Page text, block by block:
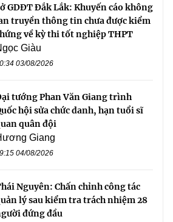
GDĐT Đắk Lắk: Khuyến cáo không
truyền thông tin chưa được kiểm
về kỳ thi tốt nghiệp THPT
Giàu
03/08/2026
tướng Phan Văn Giang trình
hội sửa chức danh, hạn tuổi sĩ
quân đội
Giang
04/08/2026
Nguyên: Chấn chỉnh công tác
lý sau kiểm tra trách nhiệm 28
đứng đầu